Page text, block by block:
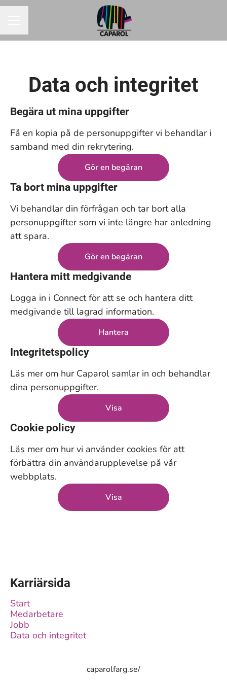
Data och integritet
Begära ut mina uppgifter
Få en kopia på de personuppgifter vi behandlar i
samband med din rekrytering.
Gör en begäran
Ta bort mina uppgifter
Vi behandlar din förfrågan och tar bort alla
personuppgifter som vi inte längre har anledning
att spara.
Gör en begäran
Hantera mitt medgivande
Logga in i Connect för att se och hantera ditt
medgivande till lagrad information.
Hantera
Integritetspolicy
Läs mer om hur Caparol samlar in och behandlar
dina personuppgifter.
Visa
Cookie policy
Läs mer om hur vi använder cookies för att
förbättra din användarupplevelse på vår
webbplats.
Visa
Karriärsida
Start
Medarbetare
Jobb
Data och integritet
caparolfarg.se/